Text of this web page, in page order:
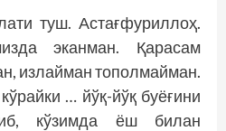
туш. Астағфуриллоҳ.
эканман. Қарасам
излайман тополмайман.
… йўқ-йўқ буёғини
кўзимда ёш билан